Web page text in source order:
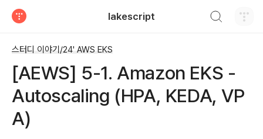
lakescript
스터디 이야기/24' AWS EKS
[AEWS] 5-1. Amazon EKS -
Autoscaling (HPA, KEDA, VP
A)